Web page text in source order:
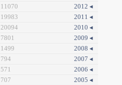
◂ 2012
11070 مقال
◂ 2011
19983 مقال
◂ 2010
20094 مقال
◂ 2009
7801 مقال
◂ 2008
1499 مقال
◂ 2007
794 مقال
◂ 2006
571 مقال
◂ 2005
707 مقال